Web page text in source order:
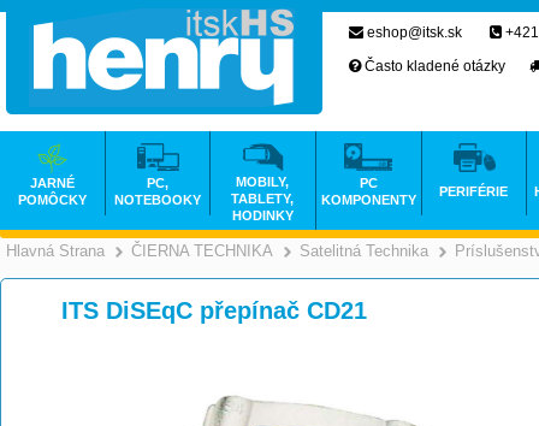
Hlavná Strana ČIERNA TECHNIKA Satelitná Technika
ITS DiSEqC přepínač CD21
eshop@itsk.sk
Často kladené otázky
JARNÉ
POMÔCKY
PC,
NOTEBOOKY
MOBILY,
TABLETY,
HODINKY
PC
KOMPONENTY
PERIFÉRIE